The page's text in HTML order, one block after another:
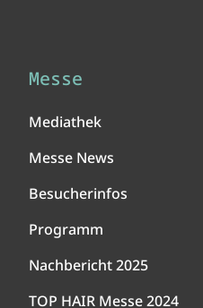
Messe
Mediathek
Messe News
Besucherinfos
Programm
Nachbericht 2025
TOP HAIR Messe 2024